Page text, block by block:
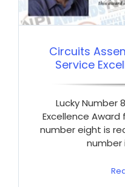
Circuits
Service
Lucky Number
Excellence Award
number eight is
number